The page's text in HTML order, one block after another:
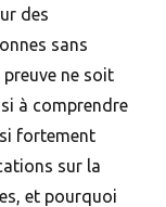
des
sans
preuve ne soit
à comprendre
fortement
sur la
et pourquoi